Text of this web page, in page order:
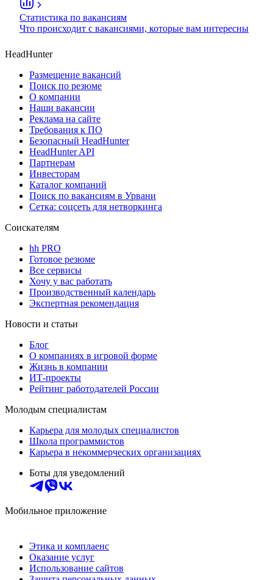
Статистика по вакансиям
Что происходит с вакансиями, которые вам интересны
HeadHunter
Размещение вакансий
Поиск по резюме
О компании
Наши вакансии
Реклама на сайте
Требования к ПО
Безопасный HeadHunter
HeadHunter API
Партнерам
Инвесторам
Каталог компаний
Поиск по вакансиям в Урвани
Сетка: соцсеть для нетворкинга
Соискателям
hh PRO
Готовое резюме
Все сервисы
Хочу у вас работать
Производственный календарь
Экспертная рекомендация
Новости и статьи
Блог
О компаниях в игровой форме
Жизнь в компании
ИТ-проекты
Рейтинг работодателей России
Молодым специалистам
Карьера для молодых специалистов
Школа программистов
Карьера в некоммерческих организациях
Боты для уведомлений
Мобильное приложение
Этика и комплаенс
Оказание услуг
Использование сайтов